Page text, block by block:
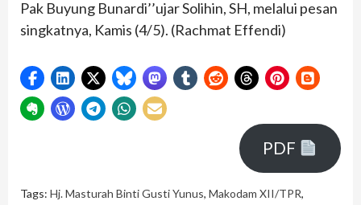
Pak Buyung Bunardi’’ujar Solihin, SH, melalui pesan
singkatnya, Kamis (4/5). (Rachmat Effendi)
PDF
Tags: Hj. Masturah Binti Gusti Yunus, Makodam XII/TPR,